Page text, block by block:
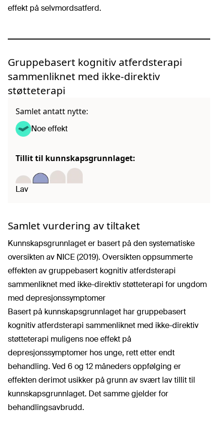
effekt på selvmordsatferd.
Gruppebasert kognitiv atferdsterapi
sammenliknet med ikke-direktiv
støtteterapi
Samlet antatt nytte:
Noe effekt
Tillit til kunnskapsgrunnlaget:
Lav
Samlet vurdering av tiltaket
Kunnskapsgrunnlaget er basert på den systematiske
oversikten av NICE (2019). Oversikten oppsummerte
effekten av gruppebasert kognitiv atferdsterapi
sammenliknet med ikke-direktiv støtteterapi for ungdom
med depresjonssymptomer
Basert på kunnskapsgrunnlaget har gruppebasert
kognitiv atferdsterapi sammenliknet med ikke-direktiv
støtteterapi muligens noe effekt på
depresjonssymptomer hos unge, rett etter endt
behandling. Ved 6 og 12 måneders oppfølging er
effekten derimot usikker på grunn av svært lav tillit til
kunnskapsgrunnlaget. Det samme gjelder for
behandlingsavbrudd.